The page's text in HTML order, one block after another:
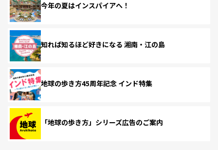
今年の夏はインスパイアへ！
知れば知るほど好きになる 湘南・江の島
地球の歩き方45周年記念 インド特集
「地球の歩き方」シリーズ広告のご案内